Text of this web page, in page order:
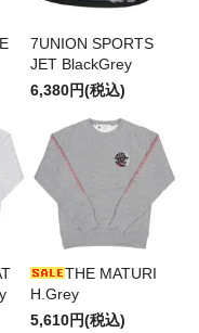
7UNION SPORTS
JET BlackGrey
6,380円(税込)
THE MATURI
H.Grey
5,610円(税込)